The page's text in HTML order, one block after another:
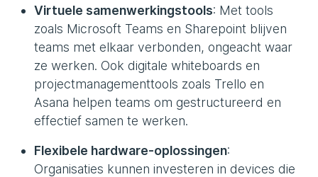
Virtuele samenwerkingstools: Met tools
zoals Microsoft Teams en Sharepoint blijven
teams met elkaar verbonden, ongeacht waar
ze werken. Ook digitale whiteboards en
projectmanagementtools zoals Trello en
Asana helpen teams om gestructureerd en
effectief samen te werken.
Flexibele hardware-oplossingen:
Organisaties kunnen investeren in devices die